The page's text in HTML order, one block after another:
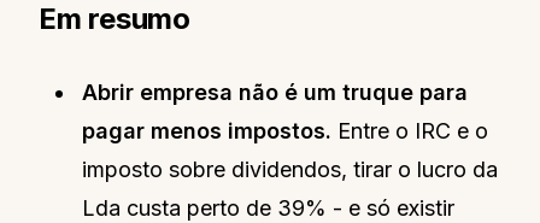
Em resumo
Abrir empresa não é um truque para
pagar menos impostos. Entre o IRC e o
imposto sobre dividendos, tirar o lucro da
Lda custa perto de 39% - e só existir